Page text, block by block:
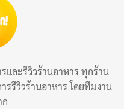
รียกว่า
ช้า ก่อนที่แสงแดดจะ
เกี่ยวด้วยมือนี้ทำให้ได้
ด กระบวนการนี้ต้องทำ
และรีวิวร้านอาหาร ทุกร้าน
รรีวิวร้านอาหาร โดยทีมงาน
ก